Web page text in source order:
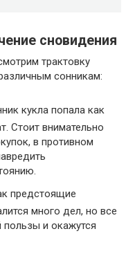
сновидения
трактовку
сонникам:
кукла попала как
Стоит внимательно
в противном
предстоящие
много дел, но все
пользы и окажутся